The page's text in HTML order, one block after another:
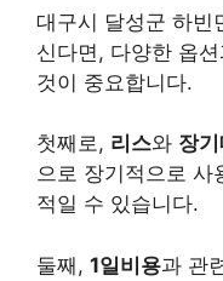
대구시 달성군 하빈
신다면, 다양한 옵
것이 중요합니다.
첫째로, 리스와 장기
으로 장기적으로 사
적일 수 있습니다.
둘째, 1일비용과 관